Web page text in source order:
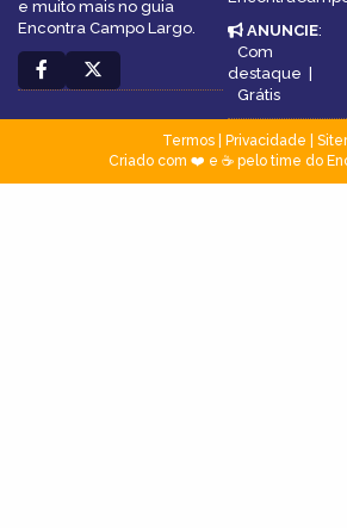
e muito mais no guia
Encontra Campo Largo.
ANUNCIE:
Com
destaque |
Grátis
Termos| Privacidade
Criado com ❤️ e ☕ pelo time do